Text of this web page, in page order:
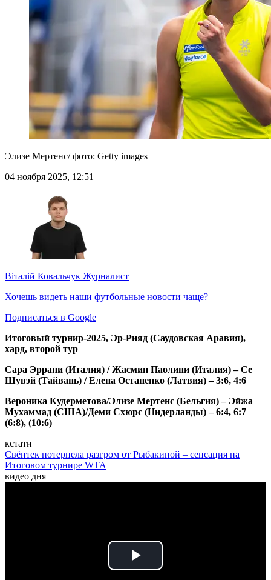
Элизе Мертенс/ фото: Getty images
04 ноября 2025, 12:51
Віталій Ковальчук Журналист
Хочешь видеть наши футбольные новости чаще?
Подписаться в Google
Итоговый турнир-2025, Эр-Рияд (Саудовская Аравия),
хард, второй тур
Сара Эррани (Италия) / Жасмин Паолини (Италия) – Се
Шувэй (Тайвань) / Елена Остапенко (Латвия) – 3:6, 4:6
Вероника Кудерметова/Элизе Мертенс (Бельгия) – Эйжа
Мухаммад (США)/Деми Схюрс (Нидерланды) – 6:4, 6:7
(6:8), (10:6)
кстати
Свёнтек потерпела разгром от Рыбакиной – сенсация на
Итоговом турнире WTA
видео дня
Play